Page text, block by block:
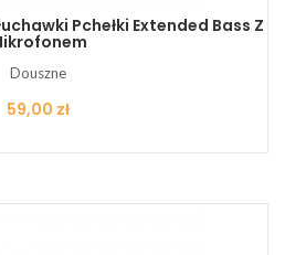
Pchełki Extended Bass Z
Douszne
Cena
59,00 zł